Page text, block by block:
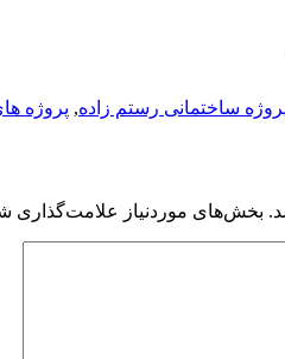
ساختمانی رستم زاده, پروژه
بخش‌های موردنیاز علامت‌گذاری